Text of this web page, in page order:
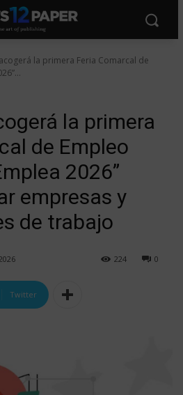
la primera Feria Comarcal de
la primera
de Empleo
2026”
empresas y
de trabajo
0
224
Twitter